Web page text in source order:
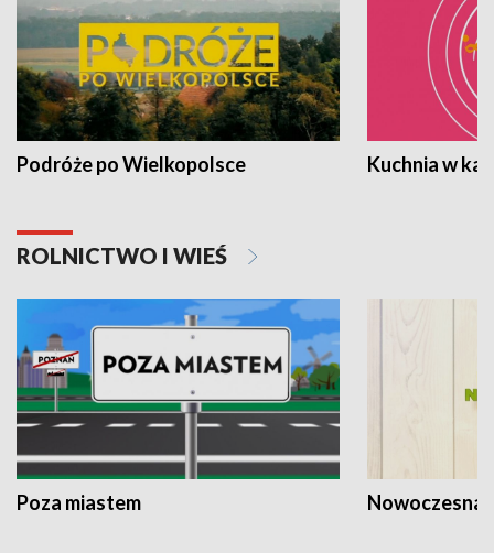
Podróże po Wielkopolsce Kuchnia w
ROLNICTWO I WIEŚ
Poza miastem Nowoczesna